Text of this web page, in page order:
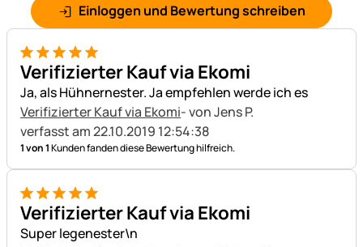
Einloggen und Bewertung schreiben
5 von 5
Verifizierter Kauf via Ekomi
Ja, als Hühnernester. Ja empfehlen werde ich es
Verifizierter Kauf via Ekomi- von Jens P.
verfasst am 22.10.2019 12:54:38
1 von 1Kunden fanden diese Bewertung hilfreich.
5 von 5
Verifizierter Kauf via Ekomi
Super legenester\n